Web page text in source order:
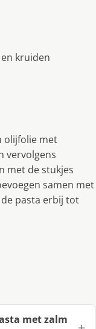
kruiden
olijfolie met
vervolgens
met de stukjes
samen met
pasta erbij tot
met zalm